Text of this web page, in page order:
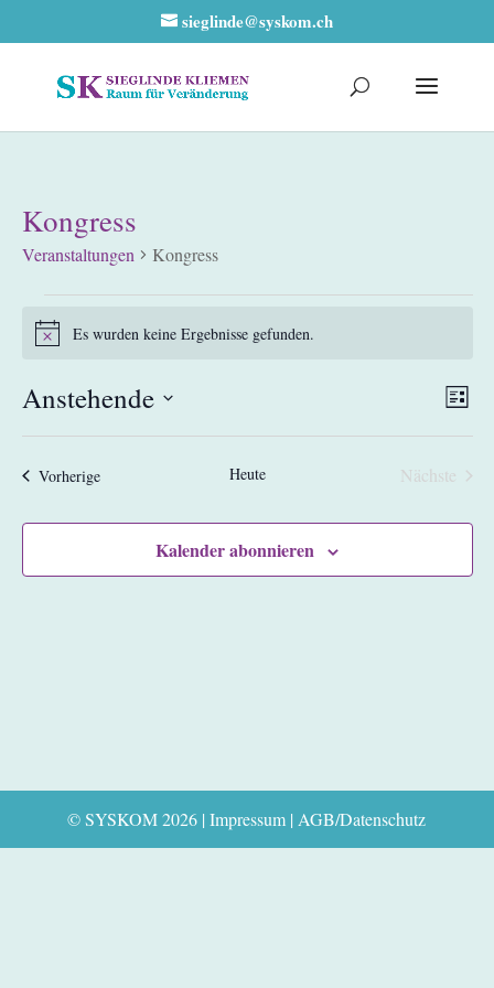
sieglinde@syskom.ch
Kongress
Veranstaltungen Kongress
HinweisEs wurden keine Ergebnisse gefunden.
Liste
Anstehende
VorherigeVeranstaltungen Heute
Nächste
Kalender abonnieren
© SYSKOM 2026 |Impressum | AGB/Datenschutz